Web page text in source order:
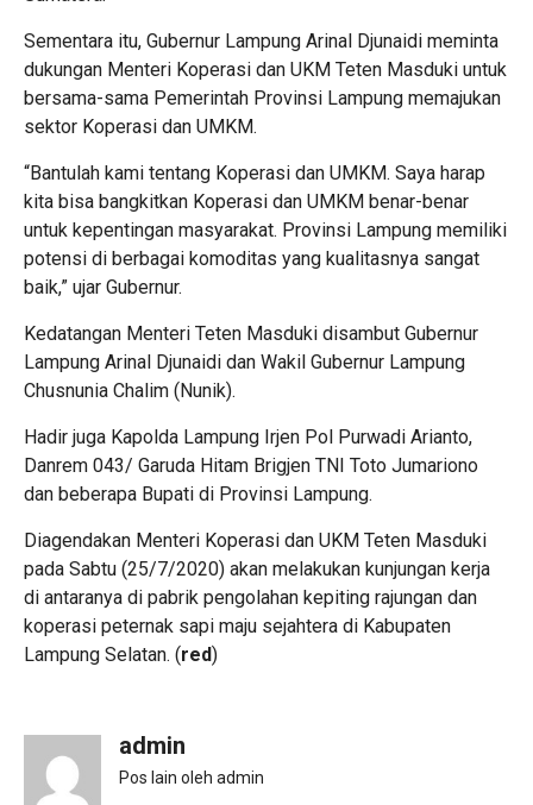
Sementara itu, Gubernur Lampung Arinal Djunaidi meminta
dukungan Menteri Koperasi dan UKM Teten Masduki untuk
bersama-sama Pemerintah Provinsi Lampung memajukan
sektor Koperasi dan UMKM.
“Bantulah kami tentang Koperasi dan UMKM. Saya harap
kita bisa bangkitkan Koperasi dan UMKM benar-benar
untuk kepentingan masyarakat. Provinsi Lampung memiliki
potensi di berbagai komoditas yang kualitasnya sangat
baik,” ujar Gubernur.
Kedatangan Menteri Teten Masduki disambut Gubernur
Lampung Arinal Djunaidi dan Wakil Gubernur Lampung
Chusnunia Chalim (Nunik).
Hadir juga Kapolda Lampung Irjen Pol Purwadi Arianto,
Danrem 043/ Garuda Hitam Brigjen TNI Toto Jumariono
dan beberapa Bupati di Provinsi Lampung.
Diagendakan Menteri Koperasi dan UKM Teten Masduki
pada Sabtu (25/7/2020) akan melakukan kunjungan kerja
di antaranya di pabrik pengolahan kepiting rajungan dan
koperasi peternak sapi maju sejahtera di Kabupaten
Lampung Selatan. (red)
admin
Pos lain oleh admin